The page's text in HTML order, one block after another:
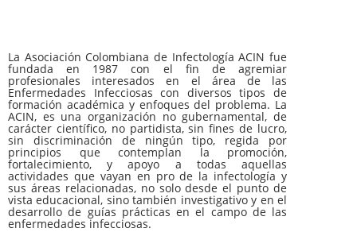
La Asociación Colombiana de Infectología ACIN fue
fundada en 1987 con el fin de agremiar
profesionales interesados en el área de las
Enfermedades Infecciosas con diversos tipos de
formación académica y enfoques del problema. La
ACIN, es una organización no gubernamental, de
carácter científico, no partidista, sin fines de lucro,
sin discriminación de ningún tipo, regida por
principios que contemplan la promoción,
fortalecimiento, y apoyo a todas aquellas
actividades que vayan en pro de la infectología y
sus áreas relacionadas, no solo desde el punto de
vista educacional, sino también investigativo y en el
desarrollo de guías prácticas en el campo de las
enfermedades infecciosas.